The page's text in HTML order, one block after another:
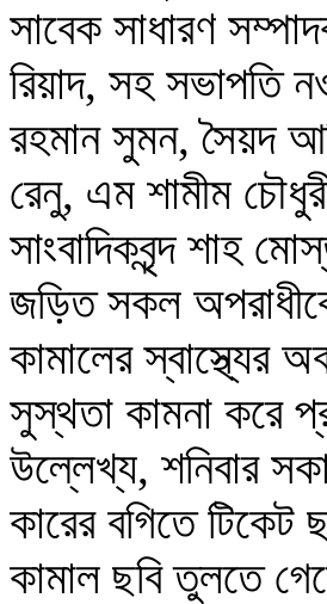
সাবেক সাধারণ
রিয়াদ, সহ সভাপতি
রহমান সুমন, সৈয়দ
রেনু, এম শামীম
সাংবাদিকবৃন্দ শাহ
জড়িত সকল
কামালের স্বাস্থ্যের
সুস্থতা কামনা করে
উল্লেখ্য, শনিবার
কারের বগিতে
কামাল ছবি তুলতে